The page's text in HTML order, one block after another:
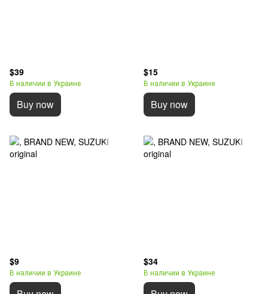
$39
В наличии в Украине
Buy now
$15
В наличии в Украине
Buy now
$9
В наличии в Украине
$34
В наличии в Украине